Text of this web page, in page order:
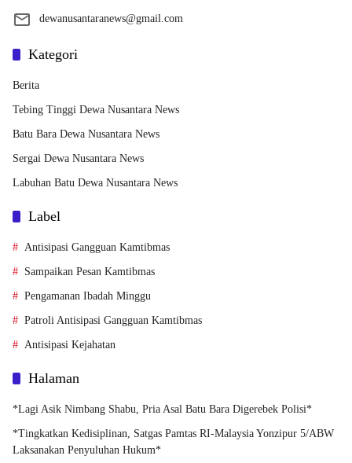
dewanusantaranews@gmail.com
Kategori
Berita
Tebing Tinggi Dewa Nusantara News
Batu Bara Dewa Nusantara News
Sergai Dewa Nusantara News
Labuhan Batu Dewa Nusantara News
Label
Antisipasi Gangguan Kamtibmas
Sampaikan Pesan Kamtibmas
Pengamanan Ibadah Minggu
Patroli Antisipasi Gangguan Kamtibmas
Antisipasi Kejahatan
Halaman
*Lagi Asik Nimbang Shabu, Pria Asal Batu Bara Digerebek Polisi*
*Tingkatkan Kedisiplinan, Satgas Pamtas RI-Malaysia Yonzipur 5/ABW
Laksanakan Penyuluhan Hukum*